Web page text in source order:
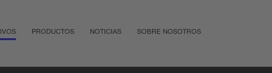
PRODUCTOS NOTICIAS SOBRE NOSOTROS